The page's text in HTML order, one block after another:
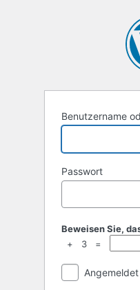
Benutzername
Passwort
Alternative:
Beweisen Sie,
+ 3 =